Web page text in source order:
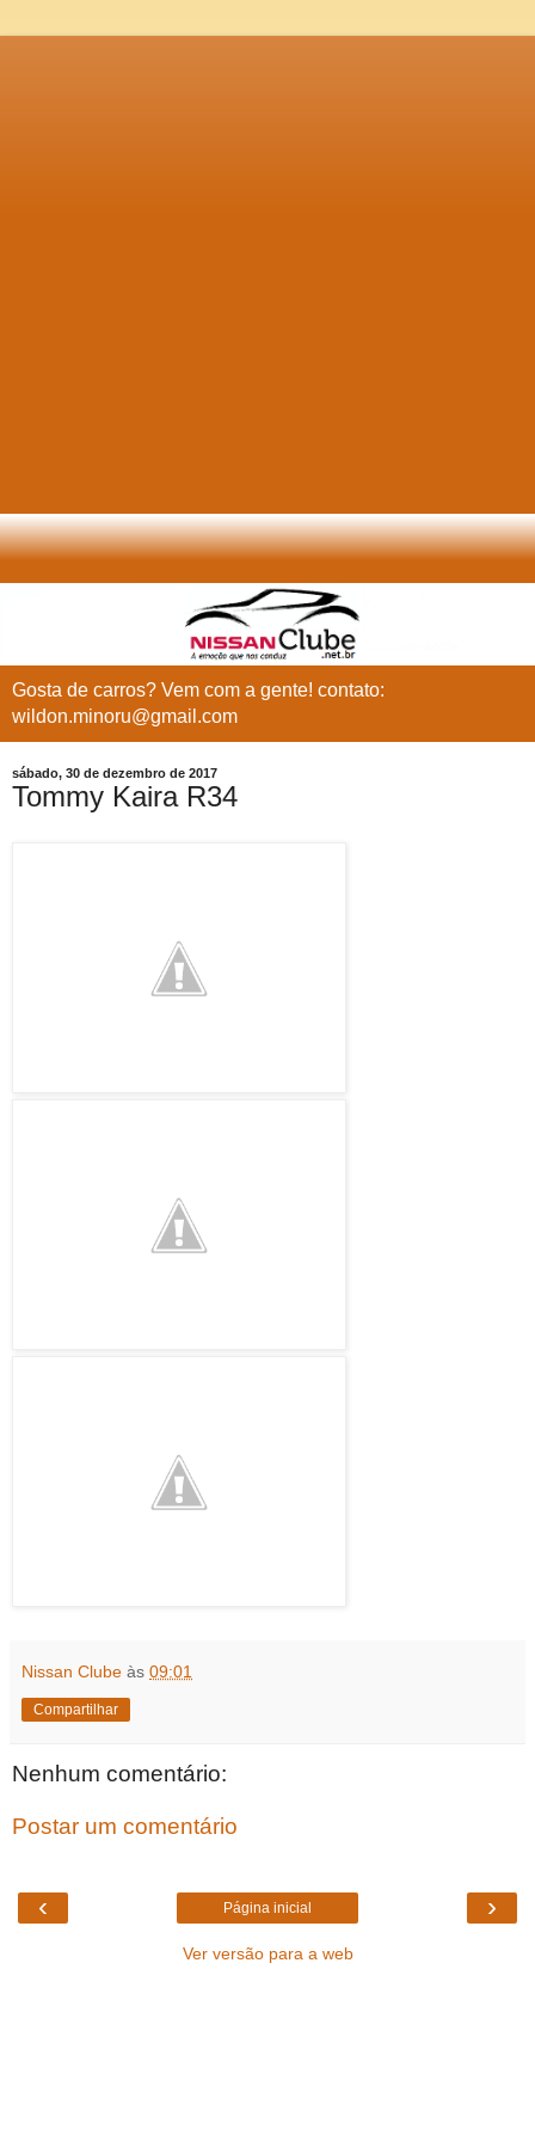
Gosta de carros? Vem com a gente! contato:
wildon.minoru@gmail.com
sábado, 30 de dezembro de 2017
Tommy Kaira R34
Nissan Clube às 09:01
Compartilhar
Nenhum comentário:
Postar um comentário
‹ ›
Página inicial
Ver versão para a web